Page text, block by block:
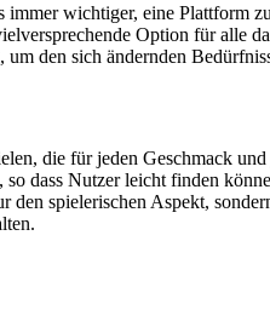
wichtiger, eine Plattform
Option für alle
den sich ändernden
die für jeden Geschmack
dass Nutzer leicht finden
spielerischen Aspekt,